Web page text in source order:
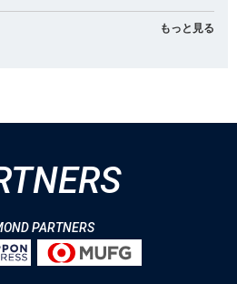
もっと見る
PARTNERS